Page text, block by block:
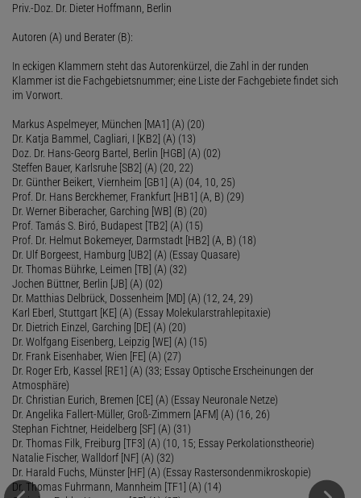
Priv.-Doz. Dr. Dieter Hoffmann, Berlin
Autoren (A) und Berater (B):
In eckigen Klammern steht das Autorenkürzel, die Zahl in der runden
Klammer ist die Fachgebietsnummer; eine Liste der Fachgebiete findet sich
im Vorwort.
Markus Aspelmeyer, München [MA1] (A) (20)
Dr. Katja Bammel, Cagliari, I [KB2] (A) (13)
Doz. Dr. Hans-Georg Bartel, Berlin [HGB] (A) (02)
Steffen Bauer, Karlsruhe [SB2] (A) (20, 22)
Dr. Günther Beikert, Viernheim [GB1] (A) (04, 10, 25)
Prof. Dr. Hans Berckhemer, Frankfurt [HB1] (A, B) (29)
Dr. Werner Biberacher, Garching [WB] (B) (20)
Prof. Tamás S. Biró, Budapest [TB2] (A) (15)
Prof. Dr. Helmut Bokemeyer, Darmstadt [HB2] (A, B) (18)
Dr. Ulf Borgeest, Hamburg [UB2] (A) (Essay Quasare)
Dr. Thomas Bührke, Leimen [TB] (A) (32)
Jochen Büttner, Berlin [JB] (A) (02)
Dr. Matthias Delbrück, Dossenheim [MD] (A) (12, 24, 29)
Karl Eberl, Stuttgart [KE] (A) (Essay Molekularstrahlepitaxie)
Dr. Dietrich Einzel, Garching [DE] (A) (20)
Dr. Wolfgang Eisenberg, Leipzig [WE] (A) (15)
Dr. Frank Eisenhaber, Wien [FE] (A) (27)
Dr. Roger Erb, Kassel [RE1] (A) (33; Essay Optische Erscheinungen der
Atmosphäre)
Dr. Christian Eurich, Bremen [CE] (A) (Essay Neuronale Netze)
Dr. Angelika Fallert-Müller, Groß-Zimmern [AFM] (A) (16, 26)
Stephan Fichtner, Heidelberg [SF] (A) (31)
Dr. Thomas Filk, Freiburg [TF3] (A) (10, 15; Essay Perkolationstheorie)
Natalie Fischer, Walldorf [NF] (A) (32)
Dr. Harald Fuchs, Münster [HF] (A) (Essay Rastersondenmikroskopie)
Dr. Thomas Fuhrmann, Mannheim [TF1] (A) (14)